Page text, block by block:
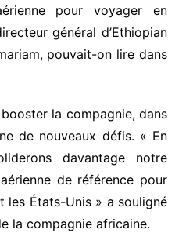
pour voyager en
général d’Ethiopian
pouvait-on lire dans
la compagnie, dans
de nouveaux défis. « En
davantage notre
de référence pour
les États-Unis » a souligné
la compagnie africaine.